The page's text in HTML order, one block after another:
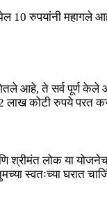
10 रुपयांनी
आहे, ते सर्व
लाख कोटी रुपये परत
श्रीमंत लोक या
स्वतःच्या घरात